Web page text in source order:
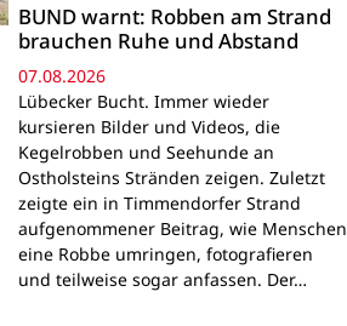
BUND warnt: Robben am Strand
brauchen Ruhe und Abstand
07.08.2026
Lübecker Bucht. Immer wieder
kursieren Bilder und Videos, die
Kegelrobben und Seehunde an
Ostholsteins Stränden zeigen. Zuletzt
zeigte ein in Timmendorfer Strand
aufgenommener Beitrag, wie Menschen
eine Robbe umringen, fotografieren
und teilweise sogar anfassen. Der…